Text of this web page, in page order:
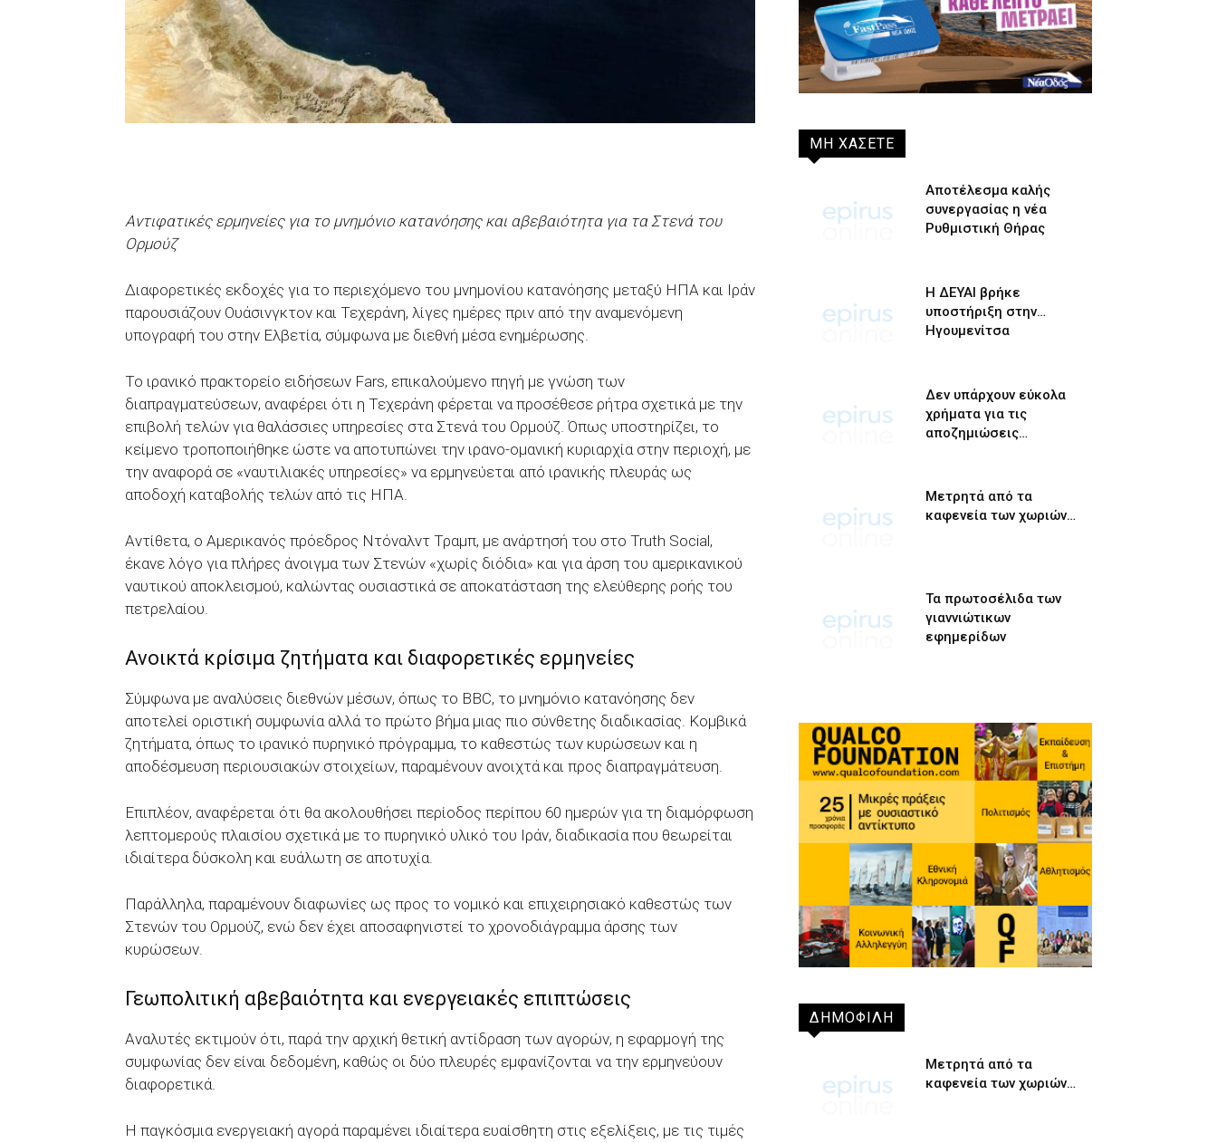
Αντιφατικές ερμηνείες για το μνημόνιο κατανόησης και αβεβαιότητα για τα Στενά του
Ορμούζ
Διαφορετικές εκδοχές για το περιεχόμενο του μνημονίου κατανόησης μεταξύ ΗΠΑ και Ιράν
παρουσιάζουν Ουάσινγκτον και Τεχεράνη, λίγες ημέρες πριν από την αναμενόμενη
υπογραφή του στην Ελβετία, σύμφωνα με διεθνή μέσα ενημέρωσης.
Το ιρανικό πρακτορείο ειδήσεων Fars, επικαλούμενο πηγή με γνώση των
διαπραγματεύσεων, αναφέρει ότι η Τεχεράνη φέρεται να προσέθεσε ρήτρα σχετικά με την
επιβολή τελών για θαλάσσιες υπηρεσίες στα Στενά του Ορμούζ. Όπως υποστηρίζει, το
κείμενο τροποποιήθηκε ώστε να αποτυπώνει την ιρανο-ομανική κυριαρχία στην περιοχή, με
την αναφορά σε «ναυτιλιακές υπηρεσίες» να ερμηνεύεται από ιρανικής πλευράς ως
αποδοχή καταβολής τελών από τις ΗΠΑ.
Αντίθετα, ο Αμερικανός πρόεδρος Ντόναλντ Τραμπ, με ανάρτησή του στο Truth Social,
έκανε λόγο για πλήρες άνοιγμα των Στενών «χωρίς διόδια» και για άρση του αμερικανικού
ναυτικού αποκλεισμού, καλώντας ουσιαστικά σε αποκατάσταση της ελεύθερης ροής του
πετρελαίου.
Ανοικτά κρίσιμα ζητήματα και διαφορετικές ερμηνείες
Σύμφωνα με αναλύσεις διεθνών μέσων, όπως το BBC, το μνημόνιο κατανόησης δεν
αποτελεί οριστική συμφωνία αλλά το πρώτο βήμα μιας πιο σύνθετης διαδικασίας. Κομβικά
ζητήματα, όπως το ιρανικό πυρηνικό πρόγραμμα, το καθεστώς των κυρώσεων και η
αποδέσμευση περιουσιακών στοιχείων, παραμένουν ανοιχτά και προς διαπραγμάτευση.
Επιπλέον, αναφέρεται ότι θα ακολουθήσει περίοδος περίπου 60 ημερών για τη διαμόρφωση
λεπτομερούς πλαισίου σχετικά με το πυρηνικό υλικό του Ιράν, διαδικασία που θεωρείται
ιδιαίτερα δύσκολη και ευάλωτη σε αποτυχία.
Παράλληλα, παραμένουν διαφωνίες ως προς το νομικό και επιχειρησιακό καθεστώς των
Στενών του Ορμούζ, ενώ δεν έχει αποσαφηνιστεί το χρονοδιάγραμμα άρσης των
κυρώσεων.
Γεωπολιτική αβεβαιότητα και ενεργειακές επιπτώσεις
Αναλυτές εκτιμούν ότι, παρά την αρχική θετική αντίδραση των αγορών, η εφαρμογή της
συμφωνίας δεν είναι δεδομένη, καθώς οι δύο πλευρές εμφανίζονται να την ερμηνεύουν
διαφορετικά.
Η παγκόσμια ενεργειακή αγορά παραμένει ιδιαίτερα ευαίσθητη στις εξελίξεις, με τις τιμές
ΜΗ ΧΑΣΕΤΕ
Αποτέλεσμα καλής
συνεργασίας η νέα
Ρυθμιστική Θήρας
Η ΔΕΥΑΙ βρήκε
υποστήριξη στην…
Ηγουμενίτσα
Δεν υπάρχουν εύκολα
χρήματα για τις
αποζημιώσεις…
Μετρητά από τα
καφενεία των χωριών…
Τα πρωτοσέλιδα των
γιαννιώτικων
εφημερίδων
ΔΗΜΟΦΙΛΗ
Μετρητά από τα
καφενεία των χωριών…